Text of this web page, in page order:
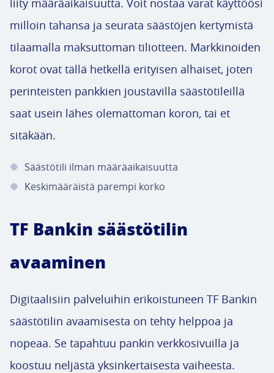
liity määräaikaisuutta. Voit nostaa varat käyttöösi
milloin tahansa ja seurata säästöjen kertymistä
tilaamalla maksuttoman tiliotteen. Markkinoiden
korot ovat tällä hetkellä erityisen alhaiset, joten
perinteisten pankkien joustavilla säästötileillä
saat usein lähes olemattoman koron, tai et
sitäkään.
Säästötili ilman määräaikaisuutta
Keskimääräistä parempi korko
TF Bankin säästötilin
avaaminen
Digitaalisiin palveluihin erikoistuneen TF Bankin
säästötilin avaamisesta on tehty helppoa ja
nopeaa. Se tapahtuu pankin verkkosivuilla ja
koostuu neljästä yksinkertaisesta vaiheesta.